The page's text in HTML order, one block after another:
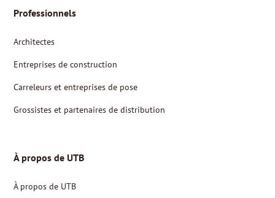
Professionnels
Architectes
Entreprises de construction
Carreleurs et entreprises de pose
Grossistes et partenaires de distribution
À propos de UTB
À propos de UTB